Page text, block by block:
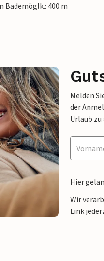
Bademöglk.: 400 m
Melden
der
Urlaub zu
Hier
Wir
Link